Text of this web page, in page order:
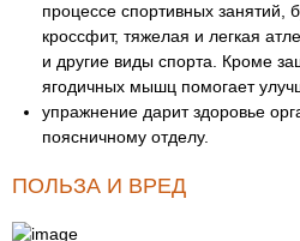
процессе спортивных занятий,
кроссфит, тяжелая и легкая
и другие виды спорта. Кроме
ягодичных мышц помогает
упражнение дарит здоровье
поясничному отделу.
ПОЛЬЗА И ВРЕД